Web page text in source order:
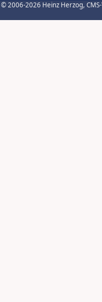
© 2006-2026 Heinz Herzog,